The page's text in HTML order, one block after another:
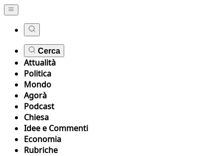
Cerca
Attualità
Politica
Mondo
Agorà
Podcast
Chiesa
Idee e Commenti
Economia
Rubriche